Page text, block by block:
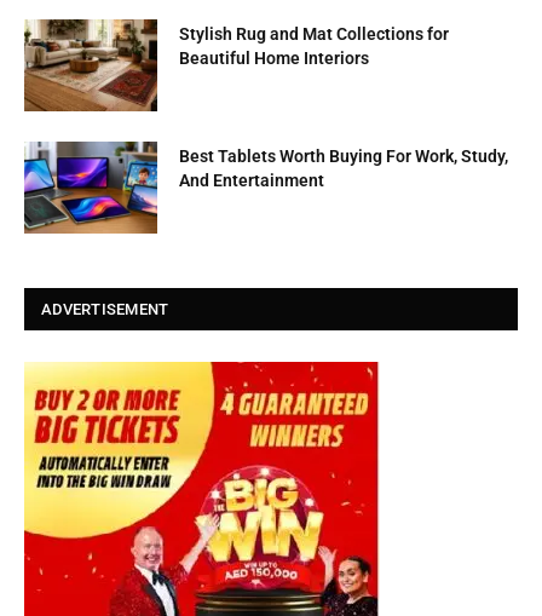
Stylish Rug and Mat Collections for
Beautiful Home Interiors
Best Tablets Worth Buying For Work, Study,
And Entertainment
ADVERTISEMENT